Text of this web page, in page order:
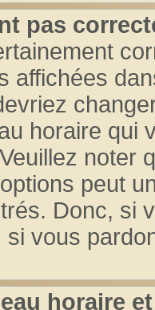
pas
affichées
horaire qui
noter
peut
Donc, si
si vous
horaire